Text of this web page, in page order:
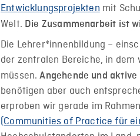
Entwicklungsprojekten mit
Welt. Die Zusammenarbeit ist
Die Lehrer*innenbildung –
der zentralen Bereiche, in
müssen.Angehende und
benötigen aber auch
erproben wir gerade im
(Communities of Practice für